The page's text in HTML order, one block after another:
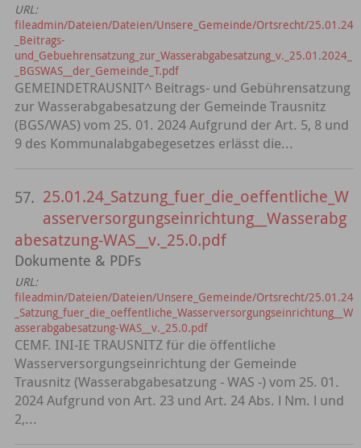
URL:
fileadmin/Dateien/Dateien/Unsere_Gemeinde/Ortsrecht/25.01.24
_Beitrags-
und_Gebuehrensatzung_zur_Wasserabgabesatzung_v._25.01.2024_
_BGSWAS__der_Gemeinde_T.pdf
GEMEINDETRAUSNIT^ Beitrags- und Gebührensatzung
zur Wasserabgabesatzung der Gemeinde Trausnitz
(BGS/WAS) vom 25. 01. 2024 Aufgrund der Art. 5, 8 und
9 des Kommunalabgabegesetzes erlässt die...
57. 25.01.24_Satzung_fuer_die_oeffentliche_W
asserversorgungseinrichtung__Wasserabg
abesatzung-WAS__v._25.0.pdf
Dokumente & PDFs
URL:
fileadmin/Dateien/Dateien/Unsere_Gemeinde/Ortsrecht/25.01.24
_Satzung_fuer_die_oeffentliche_Wasserversorgungseinrichtung__W
asserabgabesatzung-WAS__v._25.0.pdf
CEMF. INI-IE TRAUSNITZ für die öffentliche
Wasserversorgungseinrichtung der Gemeinde
Trausnitz (Wasserabgabesatzung - WAS -) vom 25. 01.
2024 Aufgrund von Art. 23 und Art. 24 Abs. l Nm. l und
2,...